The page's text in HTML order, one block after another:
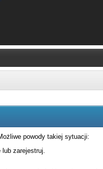
powody takiej sytuacji:
lub zarejestruj.